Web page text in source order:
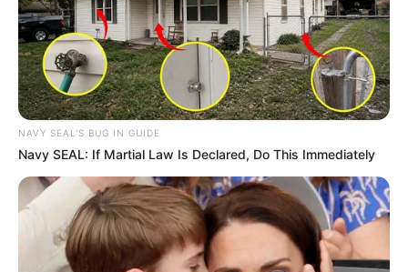
NAVY SEAL'S BUG IN GUIDE
Navy SEAL: If Martial Law Is Declared, Do This Immediately